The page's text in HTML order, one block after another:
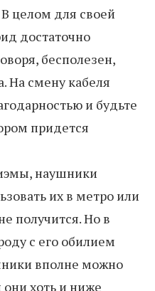
целом для своей
достаточно
бесполезен,
На смену кабеля
и будьте
придется
наушники
их в метро или
получится. Но в
с его обилием
вполне можно
они хоть и ниже